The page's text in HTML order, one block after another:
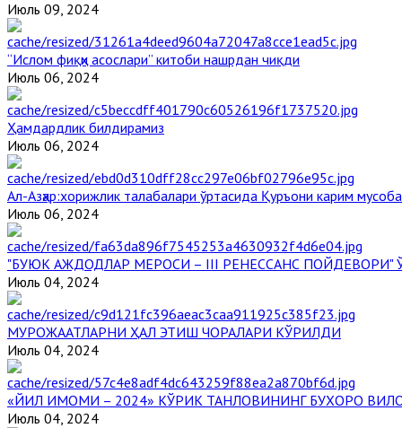
Июль 09, 2024
“Ислом фиқҳи асослари” китоби нашрдан чиқди
Июль 06, 2024
Ҳамдардлик билдирамиз
Июль 06, 2024
Aл-Aзҳар:хорижлик талабалари ўртасида Қуръони карим
Июль 06, 2024
"БУЮК АЖДОДЛАР МЕРОСИ – III РЕНЕССАНС
Июль 04, 2024
МУРОЖААТЛАРНИ ҲАЛ ЭТИШ ЧОРАЛАРИ КЎРИЛДИ
Июль 04, 2024
«ЙИЛ ИМОМИ – 2024» КЎРИК ТАНЛОВИНИНГ БУХОРО
Июль 04, 2024